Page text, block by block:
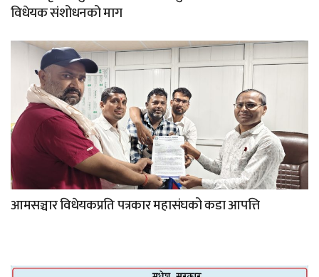
विधेयक संशोधनको माग
आमसञ्चार विधेयकप्रति पत्रकार महासंघको कडा आपत्ति